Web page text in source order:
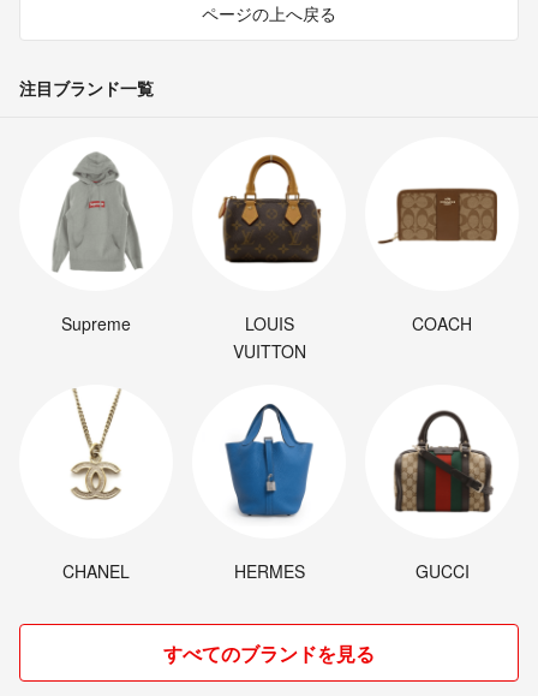
ページの上へ戻る
注目ブランド一覧
Supreme
LOUIS
VUITTON
COACH
CHANEL HERMES GUCCI
すべてのブランドを見る